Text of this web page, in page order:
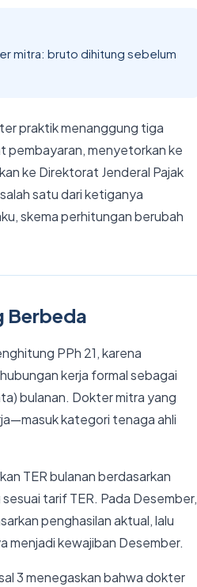
mitra: bruto dihitung sebelum
praktik menanggung tiga
pembayaran, menyetorkan ke
ke Direktorat Jenderal Pajak
satu dari ketiganya
skema perhitungan berubah
Berbeda
PPh 21, karena
kerja formal sebagai
bulanan. Dokter mitra yang
kategori tenaga ahli
TER bulanan berdasarkan
tarif TER. Pada Desember,
penghasilan aktual, lalu
menjadi kewajiban Desember.
3 menegaskan bahwa dokter